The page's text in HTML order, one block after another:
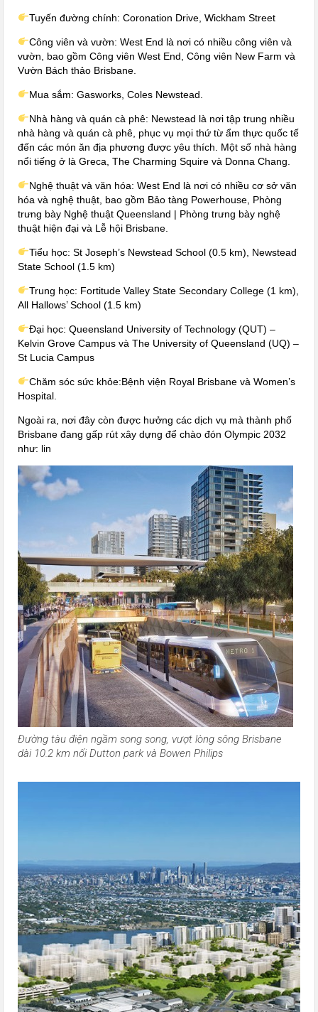
Tuyến đường chính: Coronation Drive, Wickham Street
Công viên và vườn: West End là nơi có nhiều công viên và
vườn, bao gồm Công viên West End, Công viên New Farm và
Vườn Bách thảo Brisbane.
Mua sắm: Gasworks, Coles Newstead.
Nhà hàng và quán cà phê: Newstead là nơi tập trung nhiều
nhà hàng và quán cà phê, phục vụ mọi thứ từ ẩm thực quốc tế
đến các món ăn địa phương được yêu thích. Một số nhà hàng
nổi tiếng ở là Greca, The Charming Squire và Donna Chang.
Nghệ thuật và văn hóa: West End là nơi có nhiều cơ sở văn
hóa và nghệ thuật, bao gồm Bảo tàng Powerhouse, Phòng
trưng bày Nghệ thuật Queensland | Phòng trưng bày nghệ
thuật hiện đại và Lễ hội Brisbane.
Tiểu học: St Joseph’s Newstead School (0.5 km), Newstead
State School (1.5 km)
Trung học: Fortitude Valley State Secondary College (1 km),
All Hallows’ School (1.5 km)
Đại học: Queensland University of Technology (QUT) –
Kelvin Grove Campus và The University of Queensland (UQ) –
St Lucia Campus
Chăm sóc sức khỏe:Bệnh viện Royal Brisbane và Women’s
Hospital.
Ngoài ra, nơi đây còn được hưởng các dịch vụ mà thành phố
Brisbane đang gấp rút xây dựng để chào đón Olympic 2032
như: lin
Đường tàu điện ngầm song song, vượt lòng sông Brisbane
dài 10.2 km nối Dutton park và Bowen Philips